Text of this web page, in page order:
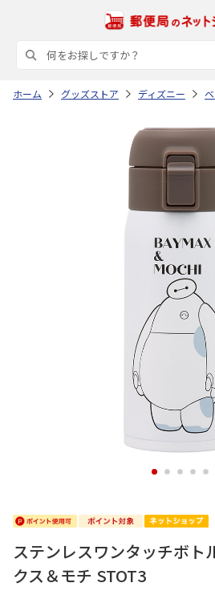
ホーム グッズストア ディズニー
1 2 3 4 5
ステンレスワンタッチボト
クス＆モチ STOT3